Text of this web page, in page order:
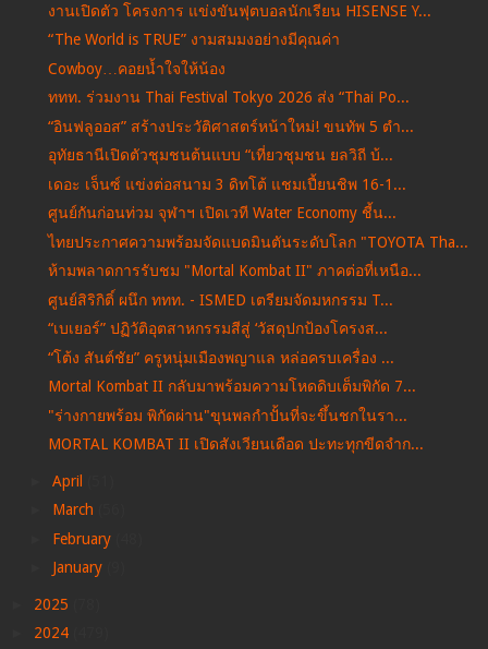
งานเปิดตัว โครงการ แข่งขันฟุตบอลนักเรียน HISENSE Y...
“The World is TRUE” งามสมมงอย่างมีคุณค่า
Cowboy…คอยน้ำใจให้น้อง
ททท. ร่วมงาน Thai Festival Tokyo 2026 ส่ง “Thai Po...
“อินฟลูออส” สร้างประวัติศาสตร์หน้าใหม่! ขนทัพ 5 ตำ...
อุทัยธานีเปิดตัวชุมชนต้นแบบ “เที่ยวชุมชน ยลวิถี บ้...
เดอะ เจ็นซ์ แข่งต่อสนาม 3 ดิทโต้ แชมเปี้ยนชิพ 16-1...
ศูนย์กันก่อนท่วม จุฬาฯ เปิดเวที Water Economy ชี้น...
ไทยประกาศความพร้อมจัดแบดมินตันระดับโลก "TOYOTA Tha...
ห้ามพลาดการรับชม "Mortal Kombat II" ภาคต่อที่เหนือ...
ศูนย์สิริกิติ์ ผนึก ททท. - ISMED เตรียมจัดมหกรรม T...
“เบเยอร์” ปฏิวัติอุตสาหกรรมสีสู่ ‘วัสดุปกป้องโครงส...
“โต้ง สันต์ชัย” ครูหนุ่มเมืองพญาแล หล่อครบเครื่อง ...
Mortal Kombat II กลับมาพร้อมความโหดดิบเต็มพิกัด 7...
"ร่างกายพร้อม พิกัดผ่าน"ขุนพลกำปั้นที่จะขึ้นชกในรา...
MORTAL KOMBAT II เปิดสังเวียนเดือด ปะทะทุกขีดจำก...
April
March
February
January
2025
2024